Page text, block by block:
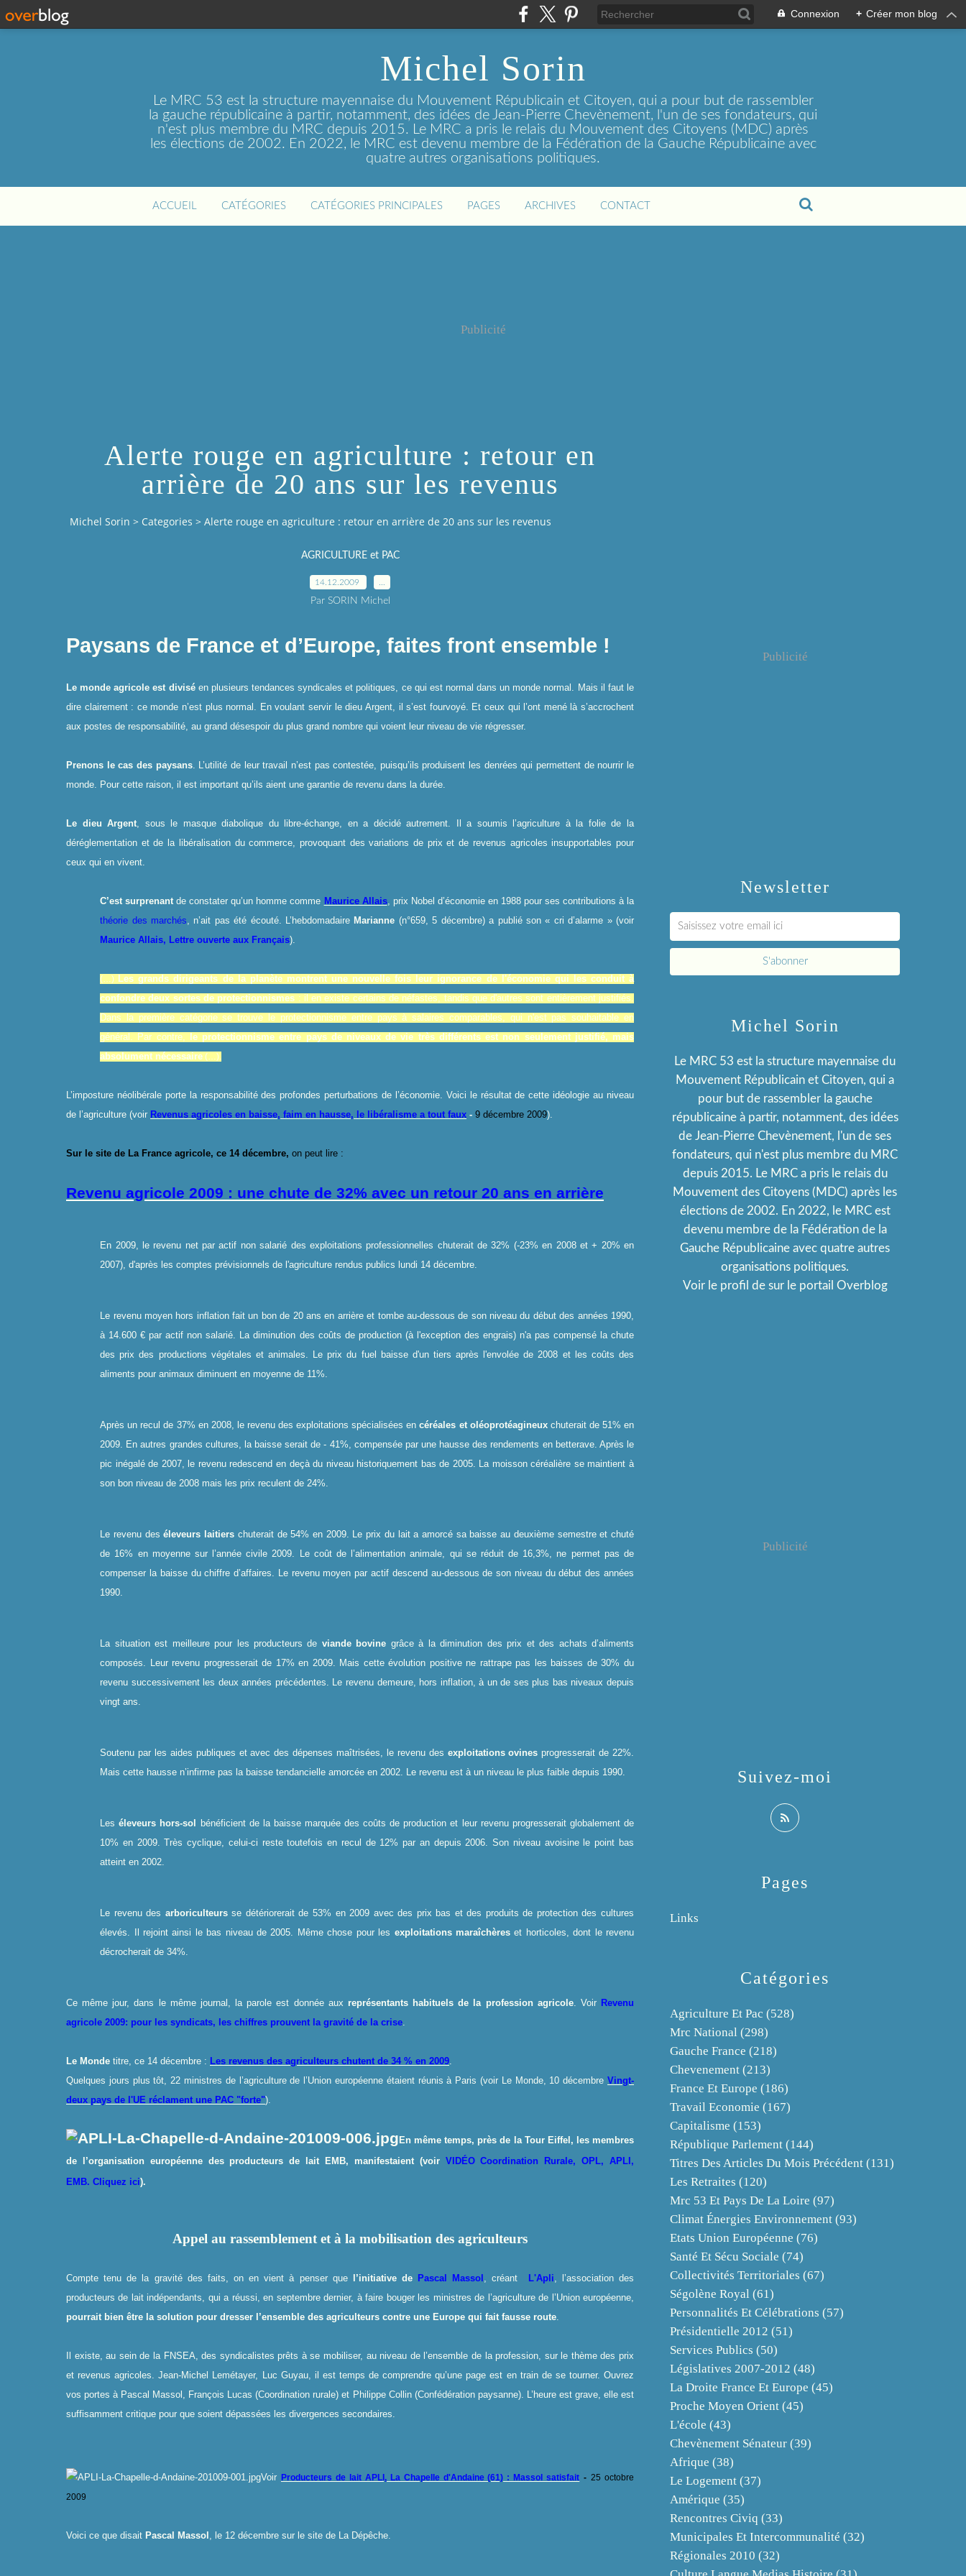
Connexion + Créer mon blog
Michel Sorin
Le MRC 53 est la structure mayennaise du Mouvement Républicain et Citoyen, qui a pour but de rassembler
la gauche républicaine à partir, notamment, des idées de Jean-Pierre Chevènement, l'un de ses fondateurs, qui
n'est plus membre du MRC depuis 2015. Le MRC a pris le relais du Mouvement des Citoyens (MDC) après
les élections de 2002. En 2022, le MRC est devenu membre de la Fédération de la Gauche Républicaine avec
quatre autres organisations politiques.
ACCUEIL CATÉGORIES CATÉGORIES PRINCIPALES PAGES ARCHIVES CONTACT
Publicité
Alerte rouge en agriculture : retour en
arrière de 20 ans sur les revenus
Michel Sorin > Categories > Alerte rouge en agriculture : retour en arrière de 20 ans sur les revenus
AGRICULTURE et PAC
14.12.2009
Par SORIN Michel
Paysans de France et d’Europe, faites front ensemble !
Le monde agricole est divisé en plusieurs tendances syndicales et politiques, ce qui est normal dans un monde normal. Mais il faut le
dire clairement : ce monde n’est plus normal. En voulant servir le dieu Argent, il s’est fourvoyé. Et ceux qui l’ont mené là s’accrochent
aux postes de responsabilité, au grand désespoir du plus grand nombre qui voient leur niveau de vie régresser.
Prenons le cas des paysans. L’utilité de leur travail n’est pas contestée, puisqu’ils produisent les denrées qui permettent de nourrir le
monde. Pour cette raison, il est important qu’ils aient une garantie de revenu dans la durée.
Le dieu Argent , sous le masque diabolique du libre-échange, en a décidé autrement. Il a soumis l’agriculture à la folie de la
déréglementation et de la libéralisation du commerce, provoquant des variations de prix et de revenus agricoles insupportables pour
ceux qui en vivent.
C’est surprenant de constater qu’un homme comme Maurice Allais, prix Nobel d’économie en 1988 pour ses contributions à la
théorie des marchés , n’ait pas été écouté. L’hebdomadaire Marianne (n°659, 5 décembre) a publié son « cri d’alarme » (voir
Maurice Allais, Lettre ouverte aux Français).
(…)
Les grands dirigeants de la planète montrent une nouvelle fois leur ignorance de l'économie qui les conduit à
confondre deux sortes de protectionnismes : il en existe certains de néfastes, tandis que d'autres sont entièrement justifiés.
Dans la première catégorie se trouve le protectionnisme entre pays à salaires comparables, qui n'est pas souhaitable en
général. Par contre,
le protectionnisme entre pays de niveaux de vie très différents est non seulement justifié, mais
absolument nécessaire (…).
L’imposture néolibérale porte la responsabilité des profondes perturbations de l’économie. Voici le résultat de cette idéologie au niveau
de l’agriculture (voir Revenus agricoles en baisse, faim en hausse, le libéralisme a tout faux - 9 décembre 2009).
Sur le site de La France agricole, ce 14 décembre, on peut lire :
Revenu agricole 2009 : une chute de 32% avec un retour 20 ans en arrière
En 2009, le revenu net par actif non salarié des exploitations professionnelles chuterait de 32% (-23% en 2008 et + 20% en
2007), d'après les comptes prévisionnels de l'agriculture rendus publics lundi 14 décembre.
Le revenu moyen hors inflation fait un bon de 20 ans en arrière et tombe au-dessous de son niveau du début des années 1990,
à 14.600 € par actif non salarié. La diminution des coûts de production (à l'exception des engrais) n'a pas compensé la chute
des prix des productions végétales et animales. Le prix du fuel baisse d'un tiers après l'envolée de 2008 et les coûts des
aliments pour animaux diminuent en moyenne de 11%.
Après un recul de 37% en 2008, le revenu des exploitations spécialisées encéréales et oléoprotéagineuxchuterait de 51% en
2009. En autres grandes cultures, la baisse serait de - 41%, compensée par une hausse des rendements en betterave. Après le
pic inégalé de 2007, le revenu redescend en deçà du niveau historiquement bas de 2005. La moisson céréalière se maintient à
son bon niveau de 2008 mais les prix reculent de 24%.
Le revenu deséleveurs laitiers chuterait de 54% en 2009. Le prix du lait a amorcé sa baisse au deuxième semestre et chuté
de 16% en moyenne sur l’année civile 2009. Le coût de l’alimentation animale, qui se réduit de 16,3%, ne permet pas de
compenser la baisse du chiffre d’affaires. Le revenu moyen par actif descend au-dessous de son niveau du début des années
1990.
La situation est meilleure pour les producteurs de viande bovine grâce à la diminution des prix et des achats d’aliments
composés. Leur revenu progresserait de 17% en 2009. Mais cette évolution positive ne rattrape pas les baisses de 30% du
revenu successivement les deux années précédentes. Le revenu demeure, hors inflation, à un de ses plus bas niveaux depuis
vingt ans.
Soutenu par les aides publiques et avec des dépenses maîtrisées, le revenu des exploitations ovines progresserait de 22%.
Mais cette hausse n’infirme pas la baisse tendancielle amorcée en 2002. Le revenu est à un niveau le plus faible depuis 1990.
Leséleveurs hors-sol
bénéficient de la baisse marquée des coûts de production et leur revenu progresserait globalement de
10% en 2009. Très cyclique, celui-ci reste toutefois en recul de 12% par an depuis 2006. Son niveau avoisine le point bas
atteint en 2002.
Le revenu des arboriculteursse détériorerait de 53% en 2009 avec des prix bas et des produits de protection des cultures
élevés. Il rejoint ainsi le bas niveau de 2005. Même chose pour les exploitations maraîchèreset horticoles, dont le revenu
décrocherait de 34%.
Ce même jour, dans le même journal, la parole est donnée aux représentants habituels de la profession agricole. Voir Revenu
agricole 2009: pour les syndicats, les chiffres prouvent la gravité de la crise
Le Monde titre, ce 14 décembre : Les revenus des agriculteurs chutent de 34 % en 2009
Quelques jours plus tôt, 22 ministres de l’agriculture de l’Union européenne étaient réunis à Paris (voir Le Monde, 10 décembre Vingt-
deux pays de l'UE réclament une PAC "forte").
En même temps, près de la Tour Eiffel, les membres
de l’organisation européenne des producteurs de lait
EMB, manifestaient (voir VIDÉO Coordination Rurale, OPL, APLI,
EMB. Cliquez ici).
Appel au rassemblement et à la mobilisation des agriculteurs
Compte tenu de la gravité des faits, on en vient à penser que l’initiative de Pascal Massol , créant L'Apli , l’association des
producteurs de lait indépendants, qui a réussi, en septembre dernier, à faire bouger les ministres de l’agriculture de l’Union européenne,
pourrait bien être la solution pour dresser l’ensemble des agriculteurs contre une Europe qui fait fausse route
Il existe, au sein de la FNSEA, des syndicalistes prêts à se mobiliser, au niveau de l’ensemble de la profession, sur le thème des prix
et revenus agricoles. Jean-Michel Lemétayer, Luc Guyau, il est temps de comprendre qu’une page est en train de se tourner. Ouvrez
vos portes à Pascal Massol, François Lucas (Coordination rurale) et Philippe Collin (Confédération paysanne). L’heure est grave, elle est
suffisamment critique pour que soient dépassées les divergences secondaires.
Voir Producteurs de lait APLI, La Chapelle d'Andaine (61) : Massol satisfait - 25 octobre
2009
Voici ce que disait Pascal Massol , le 12 décembre sur le site de La Dépêche.
Newsletter
Publicité
Catégories
Agriculture Et Pac (528)
Mrc National (298)
Gauche France (218)
Chevenement (213)
France Et Europe (186)
Travail Economie (167)
Capitalisme (153)
République Parlement (144)
Titres Des Articles Du Mois Précédent (131)
Les Retraites (120)
Mrc 53 Et Pays De La Loire (97)
Climat Énergies Environnement (93)
Etats Union Européenne (76)
Santé Et Sécu Sociale (74)
Collectivités Territoriales (67)
Ségolène Royal (61)
Personnalités Et Célébrations (57)
Présidentielle 2012 (51)
Services Publics (50)
Législatives 2007-2012 (48)
La Droite France Et Europe (45)
Proche Moyen Orient (45)
L'école (43)
Chevènement Sénateur (39)
Afrique (38)
Le Logement (37)
Amérique (35)
Rencontres Civiq (33)
Municipales Et Intercommunalité (32)
Régionales 2010 (32)
Pages
Links
Michel Sorin
Le MRC 53 est la structure mayennaise du
Mouvement Républicain et Citoyen, qui a
pour but de rassembler la gauche
républicaine à partir, notamment, des idées
de Jean-Pierre Chevènement, l'un de ses
fondateurs, qui n'est plus membre du MRC
depuis 2015. Le MRC a pris le relais du
Mouvement des Citoyens (MDC) après les
élections de 2002. En 2022, le MRC est
devenu membre de la Fédération de la
Gauche Républicaine avec quatre autres
organisations politiques.
Voir le profil de sur le portail Overblog
Suivez-moi
Publicité